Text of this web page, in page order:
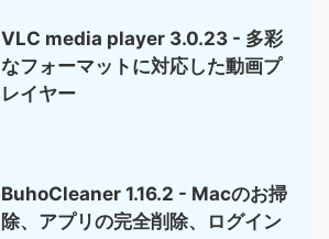
VLC media player 3.0.23 - 多彩
なフォーマットに対応した動画プ
レイヤー
BuhoCleaner 1.16.2 - Macのお掃
除、アプリの完全削除、ログイン